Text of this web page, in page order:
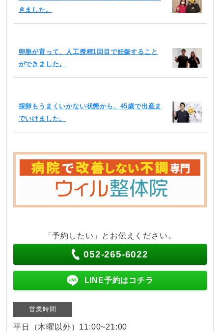
きました。
卵胞が育って、人工授精1回目で妊娠すること
ができました。
採卵もうまくいかない状態から、45歳で出産ま
でいけました。
「予約したい」とお伝えください。
052-265-6022
LINE予約はコチラ
営業時間
平日（木曜以外）11:00~21:00